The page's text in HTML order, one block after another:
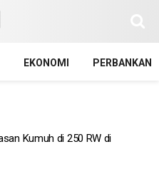
EKONOMI PERBANKAN
Kumuh di 250 RW di